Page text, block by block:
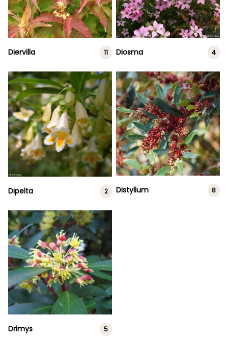
Diervilla 11 Diosma 4
Dipelta 2 Distylium 8
Drimys 5